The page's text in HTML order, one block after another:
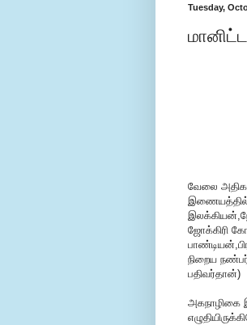
Tuesday,
வேலை
இணையத்தில்
ஜோக்கிரி
நிறைய
பதிவர்தான்)
அகநாழிகை